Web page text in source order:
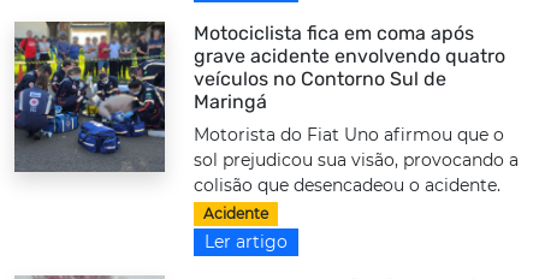
Motociclista fica em coma após
grave acidente envolvendo quatro
veículos no Contorno Sul de
Maringá
Motorista do Fiat Uno afirmou que o
sol prejudicou sua visão, provocando a
colisão que desencadeou o acidente.
Acidente
Ler artigo